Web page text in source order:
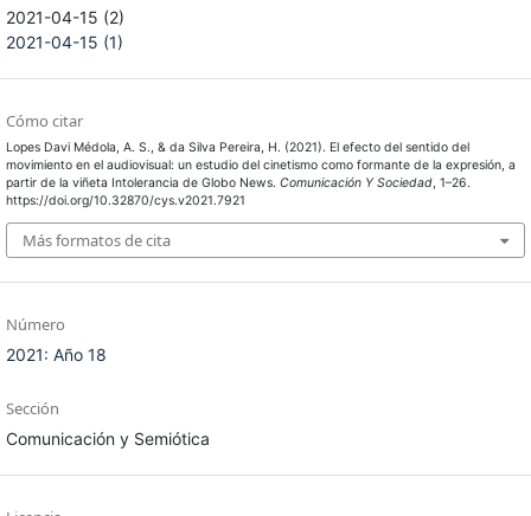
2021-04-15 (2)
2021-04-15 (1)
Cómo citar
Lopes Davi Médola, A. S., & da Silva Pereira, H. (2021). El efecto del sentido del
movimiento en el audiovisual: un estudio del cinetismo como formante de la expresión, a
partir de la viñeta Intolerancia de Globo News. Comunicación Y Sociedad, 1–26.
https://doi.org/10.32870/cys.v2021.7921
Más formatos de cita
Número
2021: Año 18
Sección
Comunicación y Semiótica